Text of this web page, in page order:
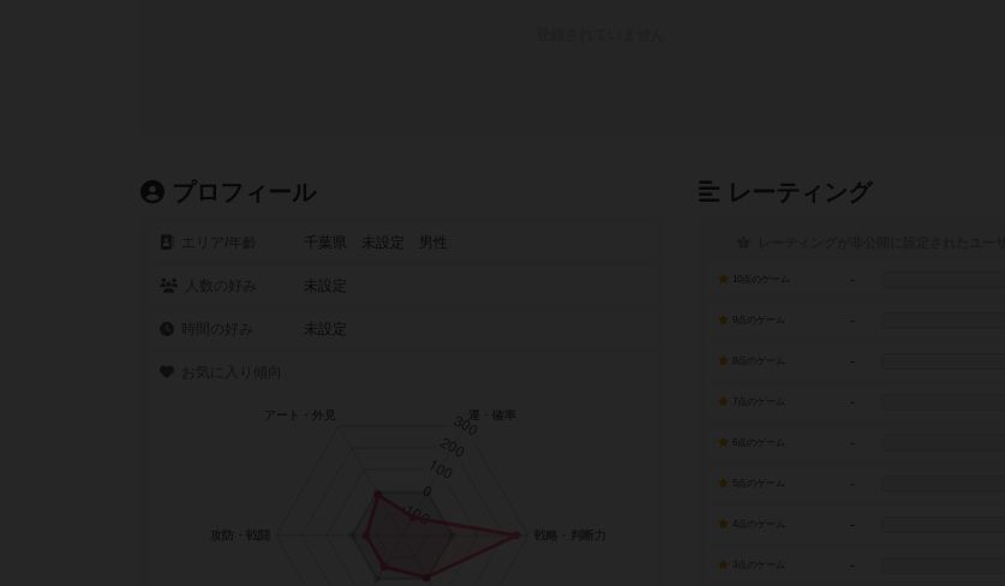
プロフィール
千葉県 未設定 男性
未設定
未設定
レーティング
-
-
-
7点のゲーム -
-
-
-
-